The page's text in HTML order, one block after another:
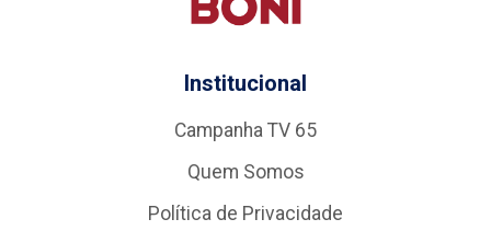
Institucional
Campanha TV 65
Quem Somos
Política de Privacidade